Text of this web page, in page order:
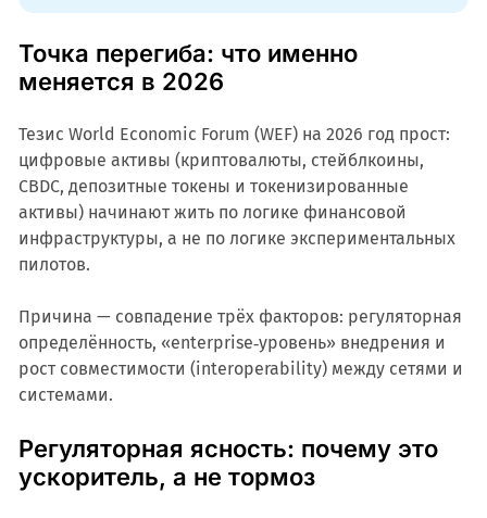
Точка перегиба: что именно
меняется в 2026
Тезис World Economic Forum (WEF) на 2026 год прост:
цифровые активы (криптовалюты, стейблкоины,
CBDC, депозитные токены и токенизированные
активы) начинают жить по логике финансовой
инфраструктуры, а не по логике экспериментальных
пилотов.
Причина — совпадение трёх факторов: регуляторная
определённость, «enterprise‑уровень» внедрения и
рост совместимости (interoperability) между сетями и
системами.
Регуляторная ясность: почему это
ускоритель, а не тормоз